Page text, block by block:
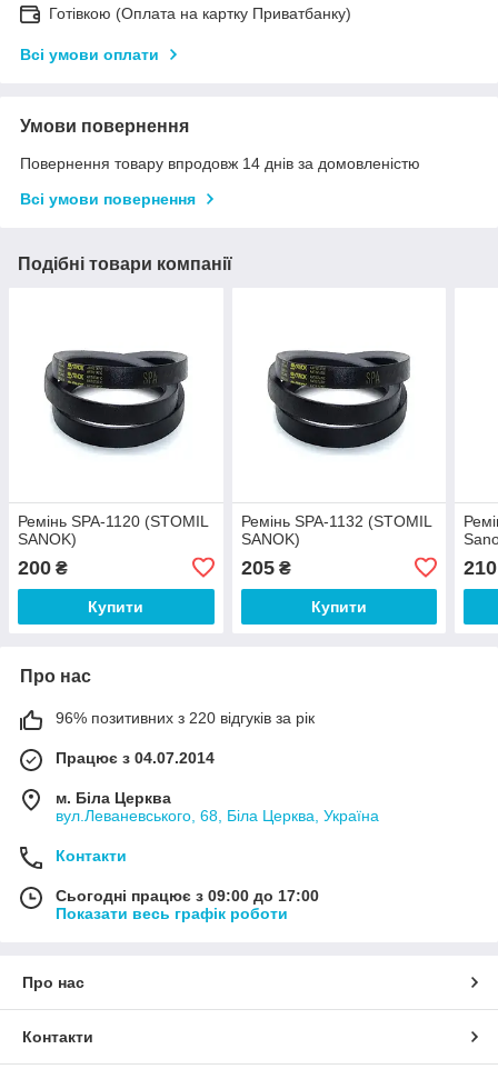
Готівкою (Оплата на картку Приватбанку)
Всі умови оплати
Умови повернення
Повернення товару впродовж 14 днів за домовленістю
Всі умови повернення
Подібні товари компанії
Ремінь SPA-1120 (STOMIL
SANOK)
200 ₴
Купити
Ремінь SPA-1132 (STOMIL
SANOK)
205₴
Купити
210
Про нас
96% позитивних з 220 відгуків за рік
Працює з 04.07.2014
м. Біла Церква
вул.Леваневського, 68, Біла Церква, Україна
Контакти
Сьогодні працює з 09:00 до 17:00
Показати весь графік роботи
Про нас
Контакти